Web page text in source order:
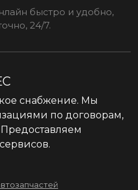
быстро и удобно,
24/7.
снабжение. Мы
по договорам,